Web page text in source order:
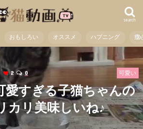
search
おもしろい オススメ ハプニング 癒
可愛い
2 0
愛すぎる子猫ちゃんの
カリ美味しいね♪